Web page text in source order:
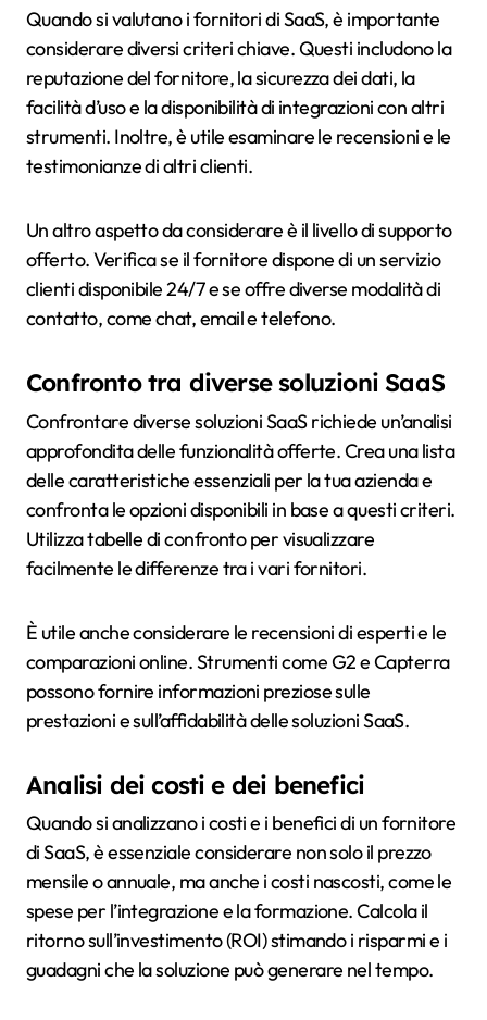
Quando si valutano i fornitori di SaaS, è importante
considerare diversi criteri chiave. Questi includono la
reputazione del fornitore, la sicurezza dei dati, la
facilità d’uso e la disponibilità di integrazioni con altri
strumenti. Inoltre, è utile esaminare le recensioni e le
testimonianze di altri clienti.
Un altro aspetto da considerare è il livello di supporto
offerto. Verifica se il fornitore dispone di un servizio
clienti disponibile 24/7 e se offre diverse modalità di
contatto, come chat, email e telefono.
Confronto tra diverse soluzioni SaaS
Confrontare diverse soluzioni SaaS richiede un’analisi
approfondita delle funzionalità offerte. Crea una lista
delle caratteristiche essenziali per la tua azienda e
confronta le opzioni disponibili in base a questi criteri.
Utilizza tabelle di confronto per visualizzare
facilmente le differenze tra i vari fornitori.
È utile anche considerare le recensioni di esperti e le
comparazioni online. Strumenti come G2 e Capterra
possono fornire informazioni preziose sulle
prestazioni e sull’affidabilità delle soluzioni SaaS.
Analisi dei costi e dei benefici
Quando si analizzano i costi e i benefici di un fornitore
di SaaS, è essenziale considerare non solo il prezzo
mensile o annuale, ma anche i costi nascosti, come le
spese per l’integrazione e la formazione. Calcola il
ritorno sull’investimento (ROI) stimando i risparmi e i
guadagni che la soluzione può generare nel tempo.